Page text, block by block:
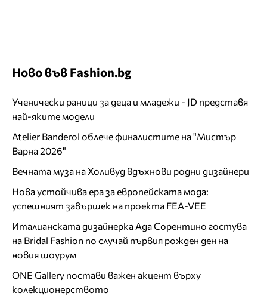
Ново във Fashion.bg
Ученически раници за деца и младежи - JD представя
най-яките модели
Atelier Banderol облече финалистите на "Мистър
Варна 2026"
Вечната муза на Холивуд вдъхнови родни дизайнери
Нова устойчива ера за европейската мода:
успешният завършек на проекта FEA-VEE
Италианската дизайнерка Ада Сорентино гостува
на Bridal Fashion по случай първия рожден ден на
новия шоурум
ONE Gallery постави важен акцент върху
колекционерството